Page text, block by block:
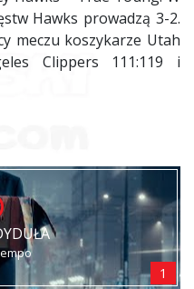
Hawks prowadzą 3-2.
meczu koszykarze Utah
Clippers 111:119 i
1